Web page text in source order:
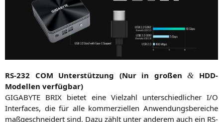
RS-232 COM Unter­stüt­zung (Nur in gro­ßen& HDD-
Model­len verfügbar)
GIGABYTE BRIX bie­tet eine Viel­zahl unter­schied­li­cher I/O
Inter­faces, die für alle kom­mer­zi­el­len Anwen­dungs­be­rei­che
maß­ge­schnei­dert sind. Dazu zählt unter ande­rem auch ein RS-